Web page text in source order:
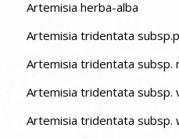
Artemisia herba-alba
Artemisia tridentata
Artemisia tridentata subsp.
Artemisia tridentata subsp.
Artemisia tridentata subsp.